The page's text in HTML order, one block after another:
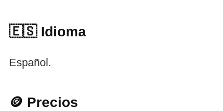
🇪🇸 Idioma
Español.
🪙 Precios